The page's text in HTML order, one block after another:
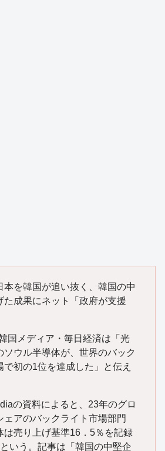
本を韓国が追い抜く、韓国の中
た成果にネット「政府が支援
国メディア・毎日経済は「光
ソウル半導体が、世界のバック
初の1位を達成した」と伝え
の資料によると、23年のグロ
ェアのバックライト市場部門
は売り上げ基準16．5％を記録
いう。記事は「韓国の中堅企